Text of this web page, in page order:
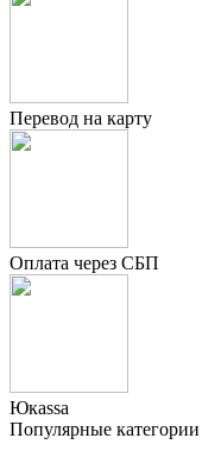
Перевод на карту
Оплата через СБП
Юкаssа
Популярные категории